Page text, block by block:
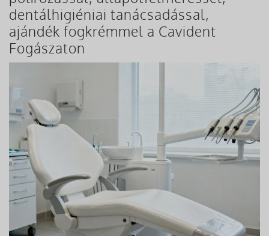
dentálhigiéniai tanácsadással,
ajándék fogkrémmel a Cavident
Fogászaton